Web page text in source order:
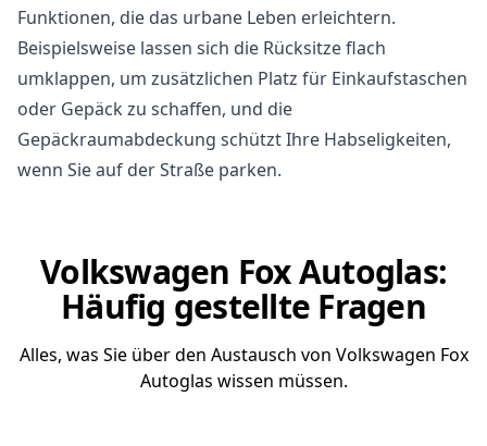
Funktionen, die das urbane Leben erleichtern.
Beispielsweise lassen sich die Rücksitze flach
umklappen, um zusätzlichen Platz für Einkaufstaschen
oder Gepäck zu schaffen, und die
Gepäckraumabdeckung schützt Ihre Habseligkeiten,
wenn Sie auf der Straße parken.
Volkswagen Fox Autoglas:
Häufig gestellte Fragen
Alles, was Sie über den Austausch von Volkswagen Fox
Autoglas wissen müssen.